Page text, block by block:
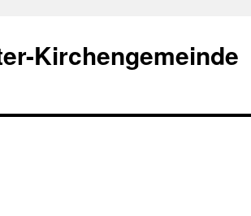
Kirchengemeinde